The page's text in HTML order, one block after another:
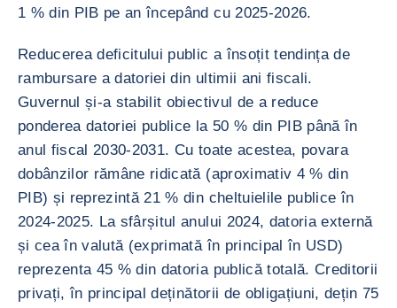
1 % din PIB pe an începând cu 2025-2026.
Reducerea deficitului public a însoțit tendința de
rambursare a datoriei din ultimii ani fiscali.
Guvernul și-a stabilit obiectivul de a reduce
ponderea datoriei publice la 50 % din PIB până în
anul fiscal 2030-2031. Cu toate acestea, povara
dobânzilor rămâne ridicată (aproximativ 4 % din
PIB) și reprezintă 21 % din cheltuielile publice în
2024-2025. La sfârșitul anului 2024, datoria externă
și cea în valută (exprimată în principal în USD)
reprezenta 45 % din datoria publică totală. Creditorii
privați, în principal deținătorii de obligațiuni, dețin 75